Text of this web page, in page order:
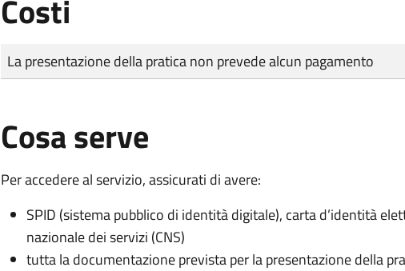
Costi
Tipo di pagamento
Importo
La presentazione della pratica non prevede alcun pagamento
Cosa serve
Per accedere al servizio, assicurati di avere:
SPID (sistema pubblico di identità digitale), carta d’identità
nazionale dei servizi (CNS)
tutta la documentazione prevista per la presentazione della